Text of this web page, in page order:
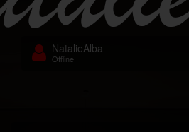
NatalieAlba
Offline